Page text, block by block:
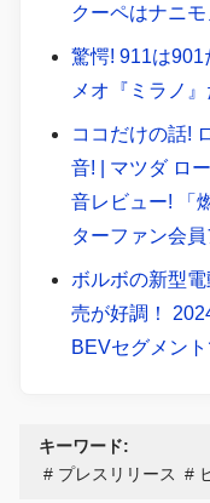
クーペはナニ
驚愕! 911は901
メオ『ミラノ
ココだけの話!
音! | マツダ ロ
音レビュー! 「
ターファン会
ボルボの新型
売が好調！
BEVセグメン
キーワード:
プレスリリース